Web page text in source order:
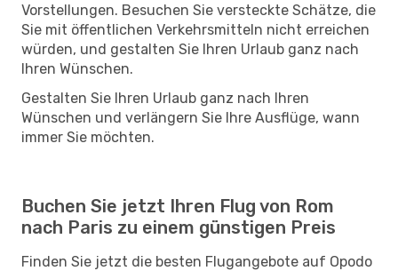
Vorstellungen. Besuchen Sie versteckte Schätze, die
Sie mit öffentlichen Verkehrsmitteln nicht erreichen
würden, und gestalten Sie Ihren Urlaub ganz nach
Ihren Wünschen.
Gestalten Sie Ihren Urlaub ganz nach Ihren
Wünschen und verlängern Sie Ihre Ausflüge, wann
immer Sie möchten.
Buchen Sie jetzt Ihren Flug von Rom
nach Paris zu einem günstigen Preis
Finden Sie jetzt die besten Flugangebote auf Opodo